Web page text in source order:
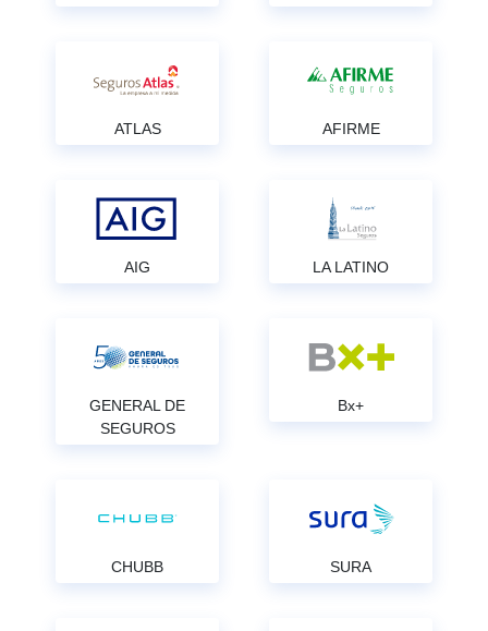
ATLAS AFIRME
AIG LA LATINO
GENERAL DE
SEGUROS
Bx+
CHUBB SURA